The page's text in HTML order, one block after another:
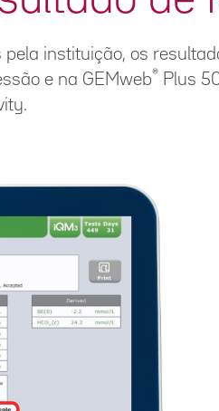
instituição, os
e na GEMweb® Plus